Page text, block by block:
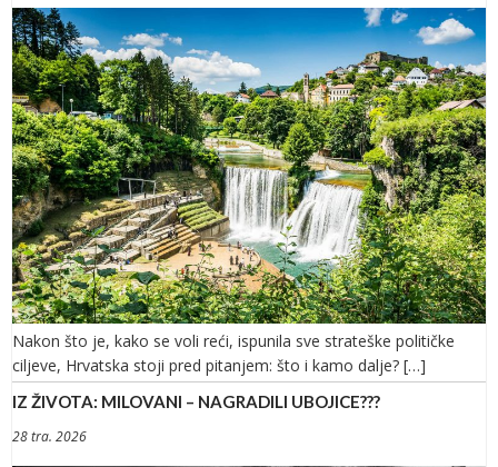
Nakon što je, kako se voli reći, ispunila sve strateške političke
ciljeve, Hrvatska stoji pred pitanjem: što i kamo dalje? […]
IZ ŽIVOTA: MILOVANI – NAGRADILI UBOJICE???
28 tra. 2026